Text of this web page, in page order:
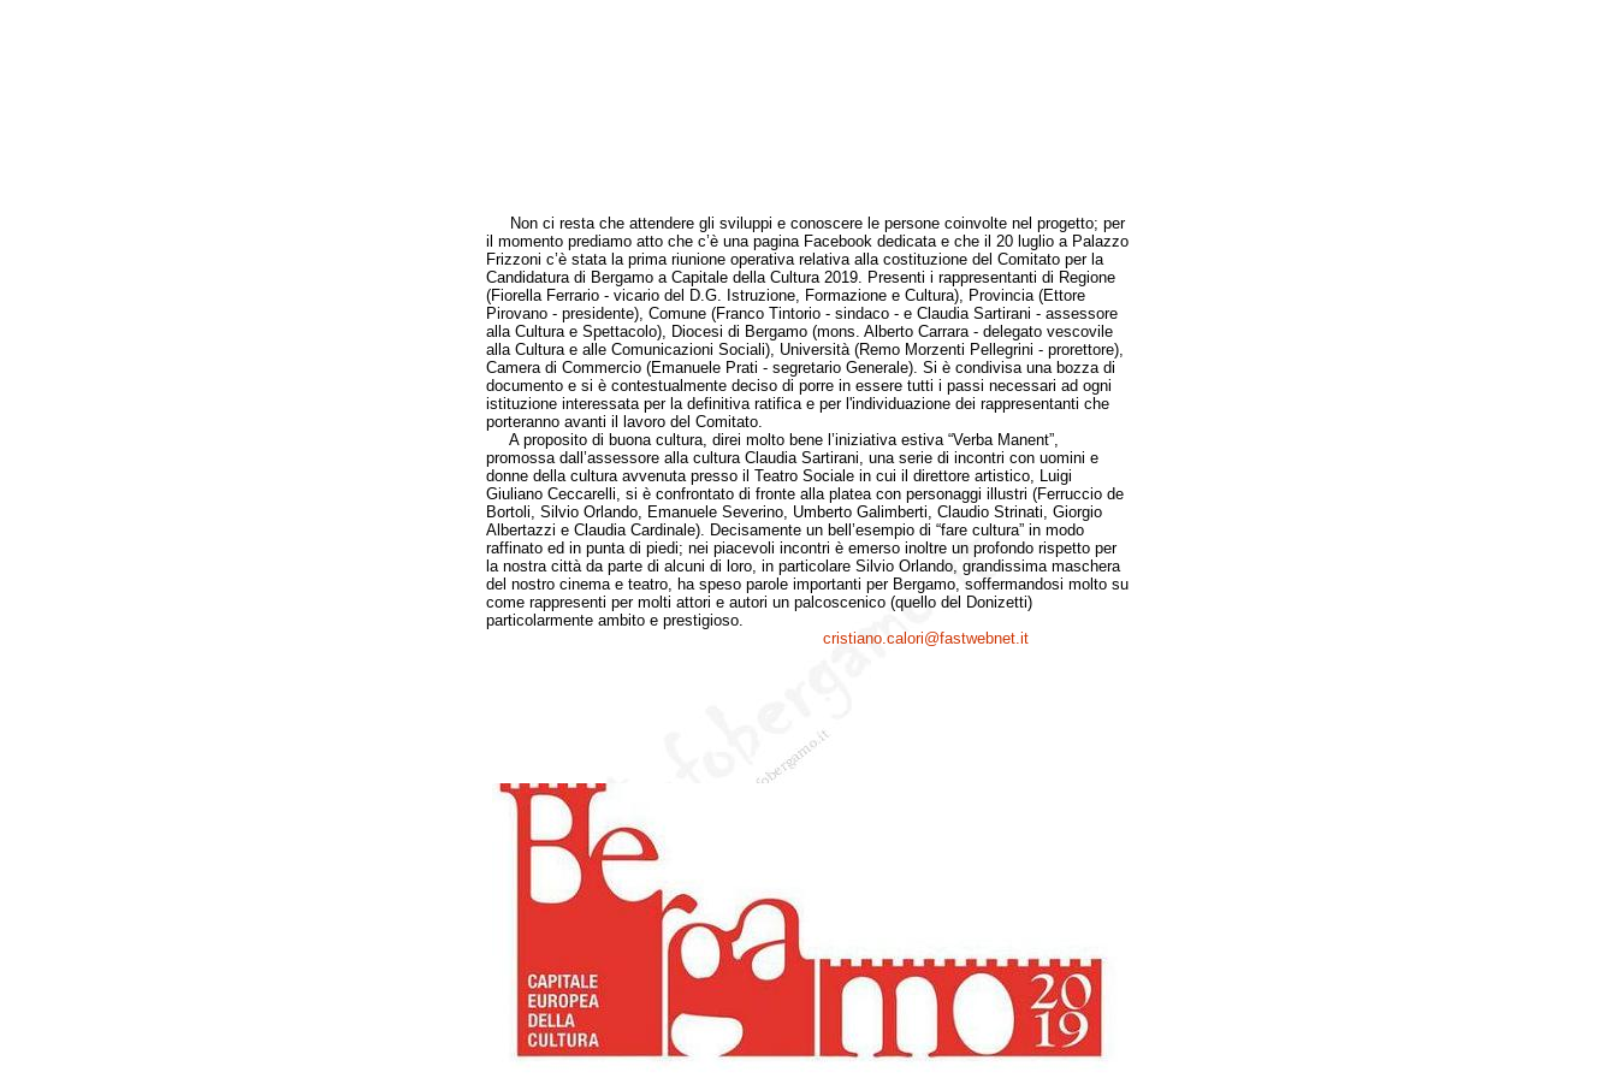
Non ci resta che attendere gli sviluppi e conoscere le persone coinvolte nel progetto; per
il momento prediamo atto che c’è una pagina Facebook dedicata e che il 20 luglio a Palazzo
Frizzoni c’è stata la prima riunione operativa relativa alla costituzione del Comitato per la
Candidatura di Bergamo a Capitale della Cultura 2019. Presenti i rappresentanti di Regione
(Fiorella Ferrario - vicario del D.G. Istruzione, Formazione e Cultura), Provincia (Ettore
Pirovano - presidente), Comune (Franco Tintorio - sindaco - e Claudia Sartirani - assessore
alla Cultura e Spettacolo), Diocesi di Bergamo (mons. Alberto Carrara - delegato vescovile
alla Cultura e alle Comunicazioni Sociali), Università (Remo Morzenti Pellegrini - prorettore),
Camera di Commercio (Emanuele Prati - segretario Generale). Si è condivisa una bozza di
documento e si è contestualmente deciso di porre in essere tutti i passi necessari ad ogni
istituzione interessata per la definitiva ratifica e per l'individuazione dei rappresentanti che
porteranno avanti il lavoro del Comitato.
A proposito di buona cultura, direi molto bene l’iniziativa estiva “Verba Manent”,
promossa dall’assessore alla cultura Claudia Sartirani, una serie di incontri con uomini e
donne della cultura avvenuta presso il Teatro Sociale in cui il direttore artistico, Luigi
Giuliano Ceccarelli, si è confrontato di fronte alla platea con personaggi illustri (Ferruccio de
Bortoli, Silvio Orlando, Emanuele Severino, Umberto Galimberti, Claudio Strinati, Giorgio
Albertazzi e Claudia Cardinale). Decisamente un bell’esempio di “fare cultura” in modo
raffinato ed in punta di piedi; nei piacevoli incontri è emerso inoltre un profondo rispetto per
la nostra città da parte di alcuni di loro, in particolare Silvio Orlando, grandissima maschera
del nostro cinema e teatro, ha speso parole importanti per Bergamo, soffermandosi molto su
come rappresenti per molti attori e autori un palcoscenico (quello del Donizetti)
particolarmente ambito e prestigioso.
cristiano.calori@fastwebnet.it